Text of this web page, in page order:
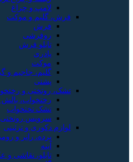
لامپ و چراغ
فرش، گلیم و موکت
فرش
روفرشی
تابلو فرش
پادری
موکت
گلیم، جاجیم و
پشتی
تشک، روتختی و
رختخواب، بالش
تشک تختخواب
سرویس روتختی
لوازم دکوری و تزئینی
پرده، رانر و
آینه
تابلو، نقاشی